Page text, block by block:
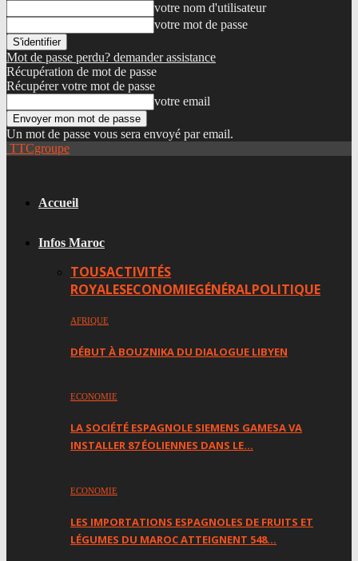
votre nom d'utilisateur
votre mot de passe
Mot de passe perdu? demander assistance
Récupération de mot de passe
Récupérer votre mot de passe
votre email
Un mot de passe vous sera envoyé par email.
TTCgroupe
Accueil
Infos Maroc
TOUSACTIVITÉS
ROYALESECONOMIEGÉNÉRALPOLITIQUE
AFRIQUE
DÉBUT À BOUZNIKA DU DIALOGUE LIBYEN
ECONOMIE
LA SOCIÉTÉ ESPAGNOLE SIEMENS GAMESA VA
INSTALLER 87 ÉOLIENNES DANS LE…
ECONOMIE
LES IMPORTATIONS ESPAGNOLES DE FRUITS ET
LÉGUMES DU MAROC ATTEIGNENT 548…